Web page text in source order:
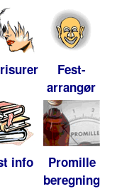
Fest-
arrangør
info
Promille
beregning